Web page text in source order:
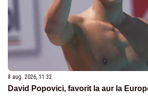
8 aug. 2026, 11:32
David Popovici, favorit la aur la